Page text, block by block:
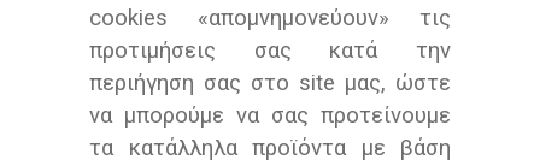
cookies «απομνημονεύουν» τις
προτιμήσεις σας κατά την
περιήγηση σας στο site μας, ώστε
να μπορούμε να σας προτείνουμε
τα κατάλληλα προϊόντα με βάση